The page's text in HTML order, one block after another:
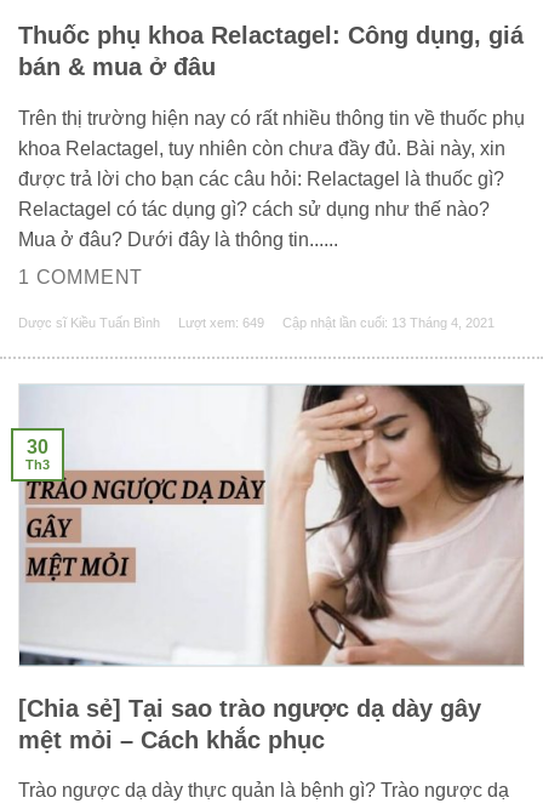
Thuốc phụ khoa Relactagel: Công dụng, giá
bán & mua ở đâu
Trên thị trường hiện nay có rất nhiều thông tin về thuốc phụ
khoa Relactagel, tuy nhiên còn chưa đầy đủ. Bài này, xin
được trả lời cho bạn các câu hỏi: Relactagel là thuốc gì?
Relactagel có tác dụng gì? cách sử dụng như thế nào?
Mua ở đâu? Dưới đây là thông tin......
1 COMMENT
Dược sĩ Kiều Tuấn Bình Lượt xem: 649 Cập nhật lần cuối: 13 Tháng 4, 2021
[Chia sẻ] Tại sao trào ngược dạ dày gây
mệt mỏi – Cách khắc phục
Trào ngược dạ dày thực quản là bệnh gì? Trào ngược dạ
30
Th3